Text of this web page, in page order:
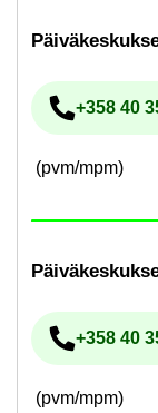
+358 40
(pvm/mpm)
+358 40
(pvm/mpm)